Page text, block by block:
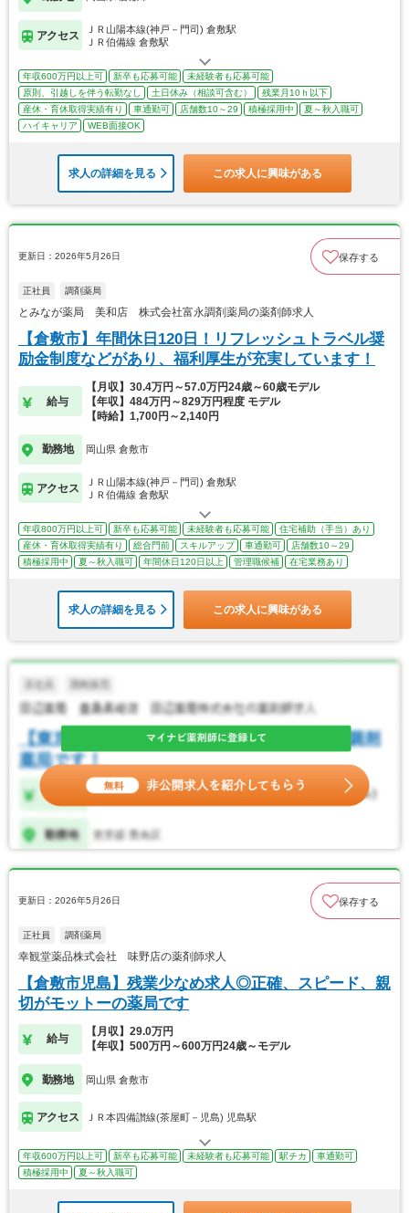
アクセス
ＪＲ山陽本線(神戸－門司) 倉敷駅
ＪＲ伯備線 倉敷駅
年収600万円以上可 新卒も応募可能
未経験者も応募可能
原則、引越しを伴う転勤なし
土日休み（相談可含む）
残業月10ｈ以下
産休・育休取得実績有り
車通勤可 店舗数10～29 積極採用中
夏～秋入職可
ハイキャリア
WEB面接OK
求人の詳細を見る この求人に興味がある
更新日：2026年5月26日 保存する
正社員 調剤薬局
とみなが薬局 美和店 株式会社富永調剤薬局の薬剤師求人
【倉敷市】年間休日120日！リフレッシュトラベル奨
励金制度などがあり、福利厚生が充実しています！
給与
【月収】30.4万円～57.0万円24歳～60歳モデル
【年収】484万円～829万円程度 モデル
【時給】1,700円～2,140円
勤務地 岡山県 倉敷市
アクセス
ＪＲ山陽本線(神戸－門司) 倉敷駅
ＪＲ伯備線 倉敷駅
年収800万円以上可 新卒も応募可能 未経験者も応募可能
住宅補助（手当）あり
産休・育休取得実績有り
総合門前 スキルアップ 車通勤可
店舗数10～29
積極採用中
夏～秋入職可 年間休日120日以上 管理職候補 在宅業務あり
求人の詳細を見る この求人に興味がある
更新日：2026年5月26日 保存する
正社員 調剤薬局
幸観堂薬品株式会社 味野店の薬剤師求人
【倉敷市児島】残業少なめ求人◎正確、スピード、親
切がモットーの薬局です
給与
【月収】29.0万円
【年収】500万円～600万円24歳～モデル
勤務地 岡山県 倉敷市
アクセス ＪＲ本四備讃線(茶屋町－児島) 児島駅
年収600万円以上可 新卒も応募可能 未経験者も応募可能 駅チカ
車通勤可
積極採用中
夏～秋入職可